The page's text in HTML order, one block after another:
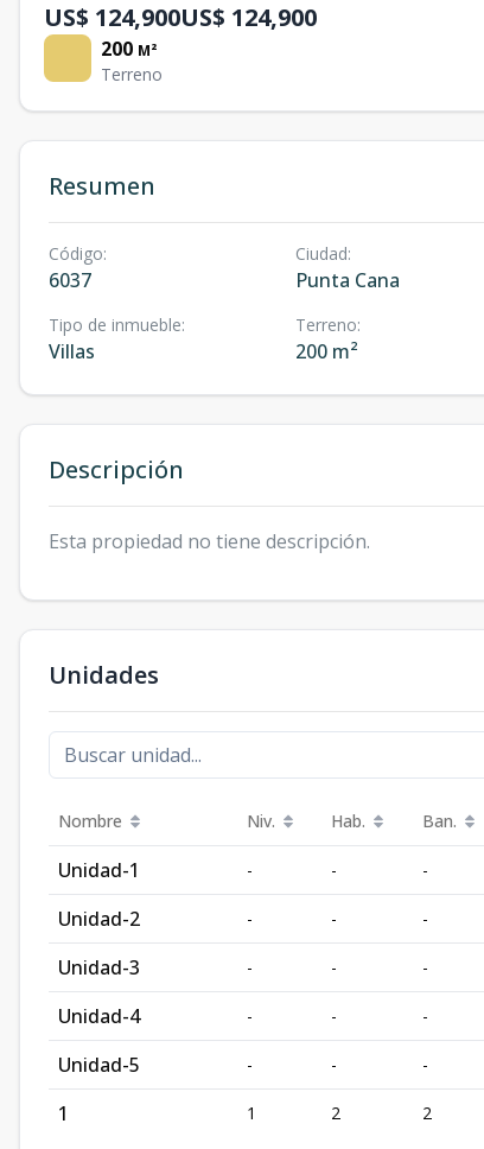
US$ 124,900US$ 124,900
200 M²
Terreno
Resumen
Código:
6037
Ciudad:
Punta Cana
Tipo de inmueble:
Villas
Terreno:
200 m²
Descripción
Esta propiedad no tiene descripción.
Unidades
Nombre Niv. Hab. Ban.
Unidad-1 - - -
Unidad-2 - - -
Unidad-3 - - -
Unidad-4 - - -
Unidad-5 - - -
1 1 2 2